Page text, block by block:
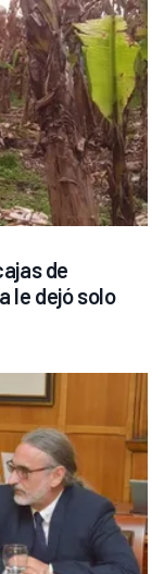
de
le dejó solo